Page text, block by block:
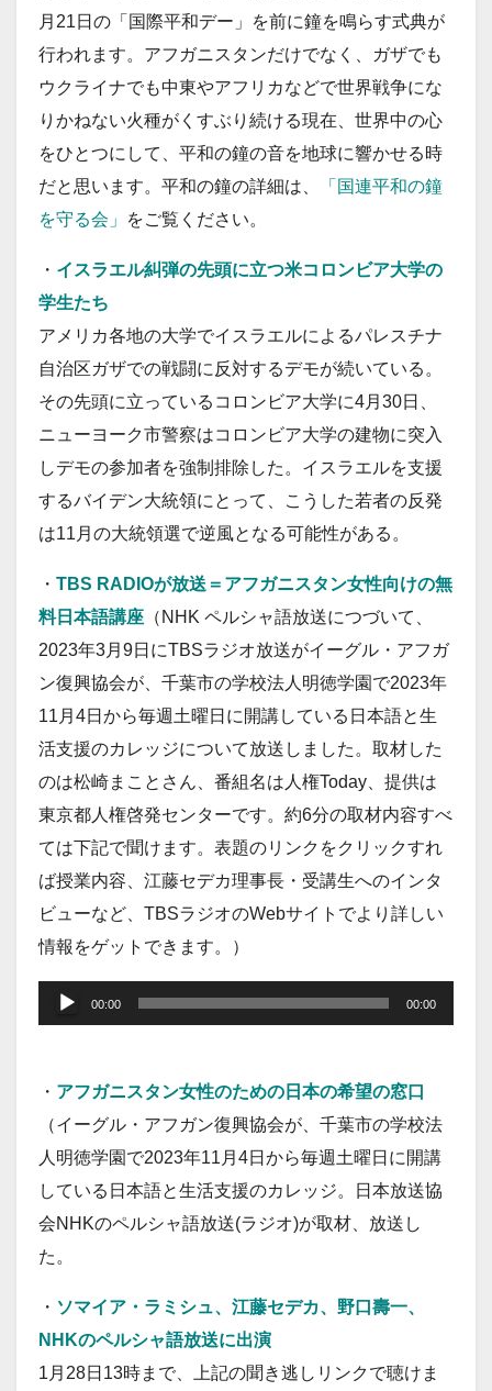
月21日の「国際平和デー」を前に鐘を鳴らす式典が
行われます。アフガニスタンだけでなく、ガザでも
ウクライナでも中東やアフリカなどで世界戦争にな
りかねない火種がくすぶり続ける現在、世界中の心
をひとつにして、平和の鐘の音を地球に響かせる時
だと思います。平和の鐘の詳細は、
「国連平和の鐘
を守る会」
をご覧ください。
・ イスラエル糾弾の先頭に立つ米コロンビア大学の
学生たち
アメリカ各地の大学でイスラエルによるパレスチナ
自治区ガザでの戦闘に反対するデモが続いている。
その先頭に立っているコロンビア大学に4月30日、
ニューヨーク市警察はコロンビア大学の建物に突入
しデモの参加者を強制排除した。イスラエルを支援
するバイデン大統領にとって、こうした若者の反発
は11月の大統領選で逆風となる可能性がある。
・ TBS RADIOが放送＝アフガニスタン女性向けの無
料日本語講座 （NHK ペルシャ語放送につづいて、
2023年3月9日にTBSラジオ放送がイーグル・アフガ
ン復興協会が、千葉市の学校法人明徳学園で2023年
11月4日から毎週土曜日に開講している日本語と生
活支援のカレッジについて放送しました。取材した
のは松崎まことさん、番組名は人権Today、提供は
東京都人権啓発センターです。約6分の取材内容すべ
ては下記で聞けます。表題のリンクをクリックすれ
ば授業内容、江藤セデカ理事長・受講生へのインタ
ビューなど、TBSラジオのWebサイトでより詳しい
情報をゲットできます。）
声
レ
ー
ヤ
ー
00:00 00:00
・ アフガニスタン女性のための日本の希望の窓口
（イーグル・アフガン復興協会が、千葉市の学校法
人明徳学園で2023年11月4日から毎週土曜日に開講
している日本語と生活支援のカレッジ。日本放送協
会NHKのペルシャ語放送(ラジオ)が取材、放送し
た。
・ ソマイア・ラミシュ、江藤セデカ、野口壽一、
NHKのペルシャ語放送に出演
1月28日13時まで、上記の聞き逃しリンクで聴けま